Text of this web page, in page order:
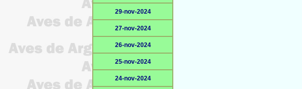
29-nov-2024
27-nov-2024
26-nov-2024
25-nov-2024
24-nov-2024